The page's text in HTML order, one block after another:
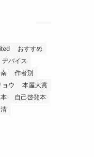
おすすめ
デバイス
作者別
ョウ
本屋大賞
自己啓発本